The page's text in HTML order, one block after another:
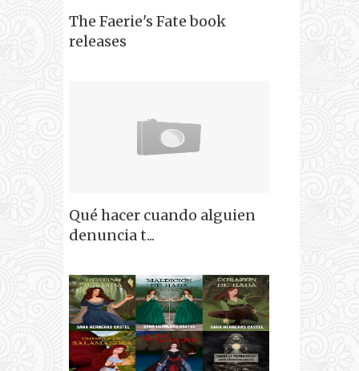
The Faerie's Fate book
releases
Qué hacer cuando alguien
denuncia t...